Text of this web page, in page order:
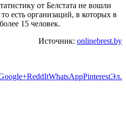
от Белстата не вошли
есть организаций, в которых в
15 человек.
Источник: onlinebrest.by
ReddItWhatsAppPinterestЭл.